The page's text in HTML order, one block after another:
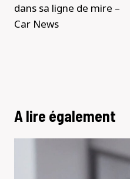
dans sa ligne de mire –
Car News
A lire également